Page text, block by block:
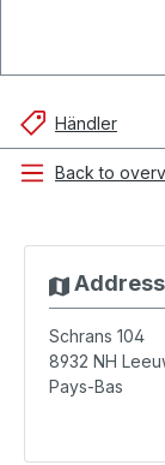
Händler
Back to
Address
Schrans 104
8932 NH
Pays-Bas